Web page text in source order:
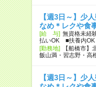
【週3日～】少
なめ＊レクや食
[給 与] 無資格未経
払いOK ■扶養内
[勤務地]
【船橋市】
飯山満・習志野・高
【週3日～】少